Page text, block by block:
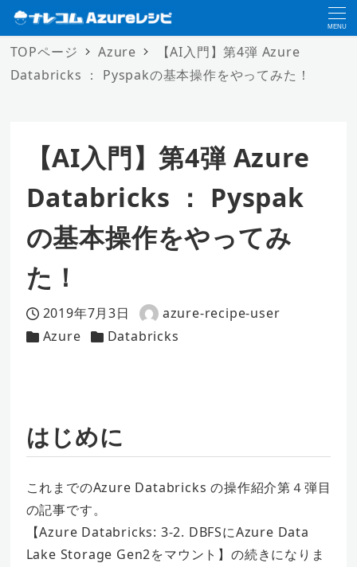
MENU
TOPページ Azure
【AI入門】第4弾 Azure
Databricks ： Pyspakの基本操作をやってみた！
【AI入門】第4弾 Azure
Databricks ： Pyspak
の基本操作をやってみ
た！
投稿日
2019年7月3日
著
者
azure-recipe-user
カテゴリー
Azure
カテゴリー
Databricks
はじめに
これまでのAzure Databricks の操作紹介第４弾目
の記事です。
【Azure Databricks: 3-2. DBFSにAzure Data
Lake Storage Gen2をマウント】の続きになりま